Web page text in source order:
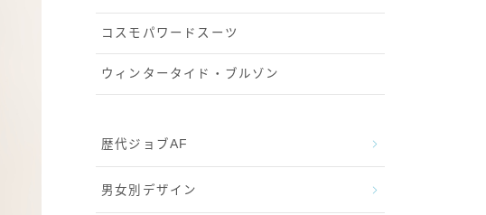
コスモパワードスーツ
ウィンタータイド・ブルゾン
歴代ジョブAF
男女別デザイン